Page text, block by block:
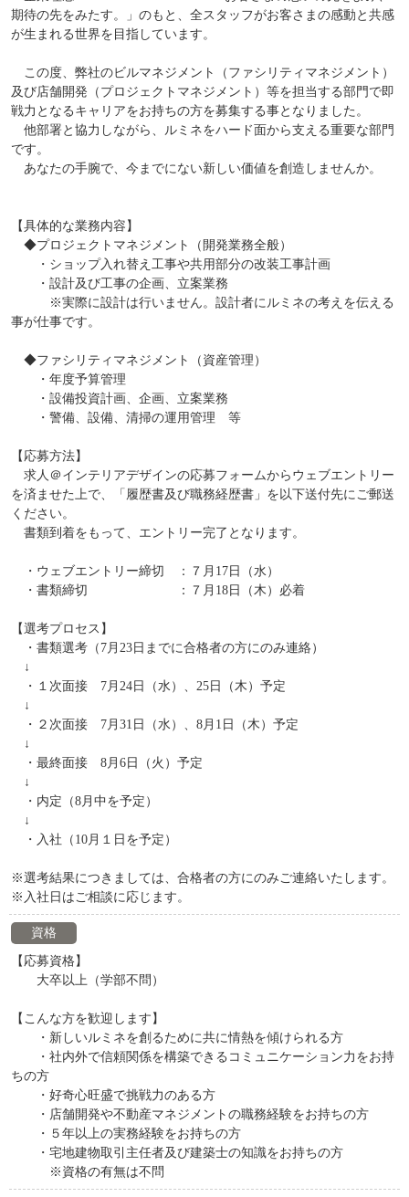
期待の先をみたす。」のもと、全スタッフがお客さまの感動と共感
が生まれる世界を目指しています。
この度、弊社のビルマネジメント（ファシリティマネジメント）
及び店舗開発（プロジェクトマネジメント）等を担当する部門で即
戦力となるキャリアをお持ちの方を募集する事となりました。
他部署と協力しながら、ルミネをハード面から支える重要な部門
です。
あなたの手腕で、今までにない新しい価値を創造しませんか。
【具体的な業務内容】
◆プロジェクトマネジメント（開発業務全般）
・ショップ入れ替え工事や共用部分の改装工事計画
・設計及び工事の企画、立案業務
※実際に設計は行いません。設計者にルミネの考えを伝える
事が仕事です。
◆ファシリティマネジメント（資産管理）
・年度予算管理
・設備投資計画、企画、立案業務
・警備、設備、清掃の運用管理 等
【応募方法】
求人＠インテリアデザインの応募フォームからウェブエントリー
を済ませた上で、「履歴書及び職務経歴書」を以下送付先にご郵送
ください。
書類到着をもって、エントリー完了となります。
・ウェブエントリー締切 ：７月17日（水）
・書類締切 ：７月18日（木）必着
【選考プロセス】
・書類選考（7月23日までに合格者の方にのみ連絡）
↓
・１次面接 7月24日（水）、25日（木）予定
↓
・２次面接 7月31日（水）、8月1日（木）予定
↓
・最終面接 8月6日（火）予定
↓
・内定（8月中を予定）
↓
・入社（10月１日を予定）
※選考結果につきましては、合格者の方にのみご連絡いたします。
※入社日はご相談に応じます。
資格
【応募資格】
大卒以上（学部不問）
【こんな方を歓迎します】
・新しいルミネを創るために共に情熱を傾けられる方
・社内外で信頼関係を構築できるコミュニケーション力をお持
ちの方
・好奇心旺盛で挑戦力のある方
・店舗開発や不動産マネジメントの職務経験をお持ちの方
・５年以上の実務経験をお持ちの方
・宅地建物取引主任者及び建築士の知識をお持ちの方
※資格の有無は不問